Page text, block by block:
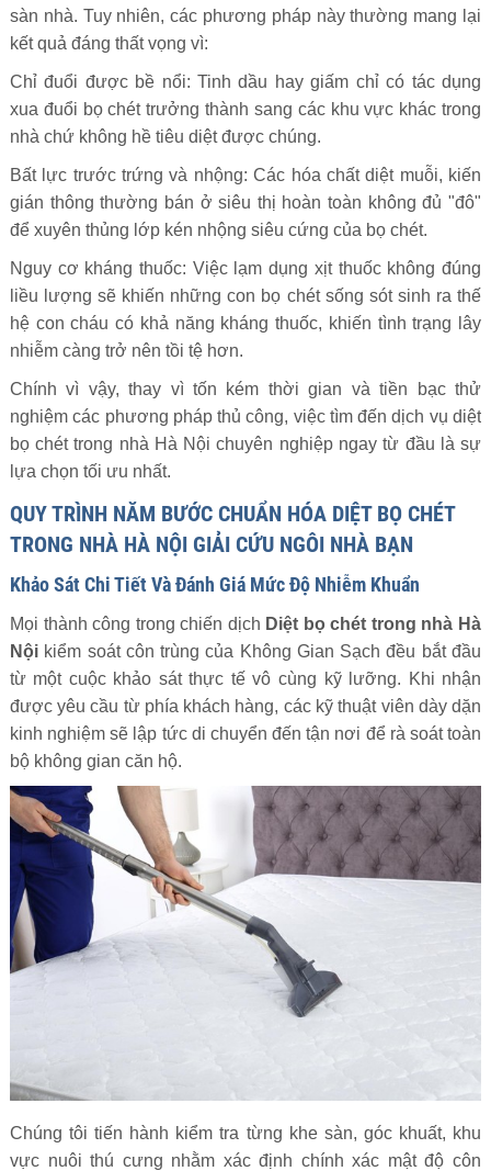
sàn nhà. Tuy nhiên, các phương pháp này thường mang lại
kết quả đáng thất vọng vì:
Chỉ đuổi được bề nổi: Tinh dầu hay giấm chỉ có tác dụng
xua đuổi bọ chét trưởng thành sang các khu vực khác trong
nhà chứ không hề tiêu diệt được chúng.
Bất lực trước trứng và nhộng: Các hóa chất diệt muỗi, kiến
gián thông thường bán ở siêu thị hoàn toàn không đủ "đô"
để xuyên thủng lớp kén nhộng siêu cứng của bọ chét.
Nguy cơ kháng thuốc: Việc lạm dụng xịt thuốc không đúng
liều lượng sẽ khiến những con bọ chét sống sót sinh ra thế
hệ con cháu có khả năng kháng thuốc, khiến tình trạng lây
nhiễm càng trở nên tồi tệ hơn.
Chính vì vậy, thay vì tốn kém thời gian và tiền bạc thử
nghiệm các phương pháp thủ công, việc tìm đến dịch vụ diệt
bọ chét trong nhà Hà Nội chuyên nghiệp ngay từ đầu là sự
lựa chọn tối ưu nhất.
QUY TRÌNH NĂM BƯỚC CHUẨN HÓA DIỆT BỌ CHÉT
TRONG NHÀ HÀ NỘI GIẢI CỨU NGÔI NHÀ BẠN
Khảo Sát Chi Tiết Và Đánh Giá Mức Độ Nhiễm Khuẩn
Mọi thành công trong chiến dịch Diệt bọ chét trong nhà Hà
Nộikiểm soát côn trùng của Không Gian Sạch đều bắt đầu
từ một cuộc khảo sát thực tế vô cùng kỹ lưỡng. Khi nhận
được yêu cầu từ phía khách hàng, các kỹ thuật viên dày dặn
kinh nghiệm sẽ lập tức di chuyển đến tận nơi để rà soát toàn
bộ không gian căn hộ.
Chúng tôi tiến hành kiểm tra từng khe sàn, góc khuất, khu
vực nuôi thú cưng nhằm xác định chính xác mật độ côn